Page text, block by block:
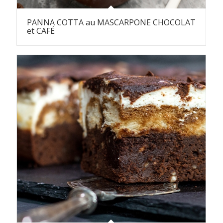
PANNA COTTA au MASCARPONE CHOCOLAT
et CAFÉ